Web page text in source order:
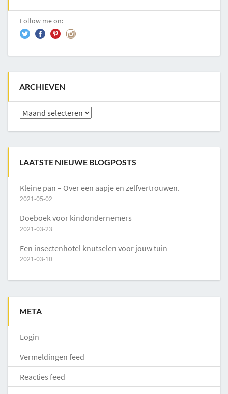
Follow me on:
ARCHIEVEN
Archieven
LAATSTE NIEUWE BLOGPOSTS
Kleine pan – Over een aapje en zelfvertrouwen.
2021-05-02
Doeboek voor kindondernemers
2021-03-23
Een insectenhotel knutselen voor jouw tuin
2021-03-10
META
Login
Vermeldingen feed
Reacties feed